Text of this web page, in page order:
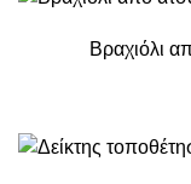
Βραχιόλι